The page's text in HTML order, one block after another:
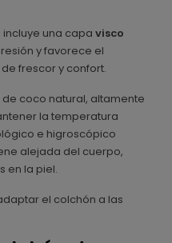
una capa visco
y favorece el
frescor y confort.
coco natural, altamente
la temperatura
e higroscópico
alejada del cuerpo,
en la piel.
el colchón a las